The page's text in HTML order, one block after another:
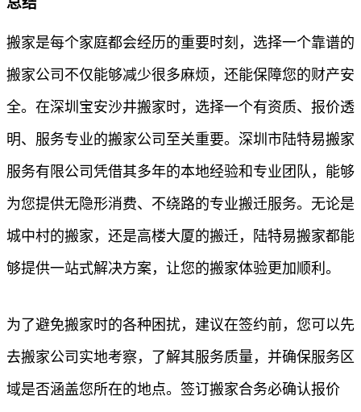
搬家是每个家庭都会经历的重要时刻，选择一个靠谱的
搬家公司不仅能够减少很多麻烦，还能保障您的财产安
全。在深圳宝安沙井搬家时，选择一个有资质、报价透
明、服务专业的搬家公司至关重要。深圳市陆特易搬家
服务有限公司凭借其多年的本地经验和专业团队，能够
为您提供无隐形消费、不绕路的专业搬迁服务。无论是
城中村的搬家，还是高楼大厦的搬迁，陆特易搬家都能
够提供一站式解决方案，让您的搬家体验更加顺利。
为了避免搬家时的各种困扰，建议在签约前，您可以先
去搬家公司实地考察，了解其服务质量，并确保服务区
域是否涵盖您所在的地点。签订搬家合务必确认报价